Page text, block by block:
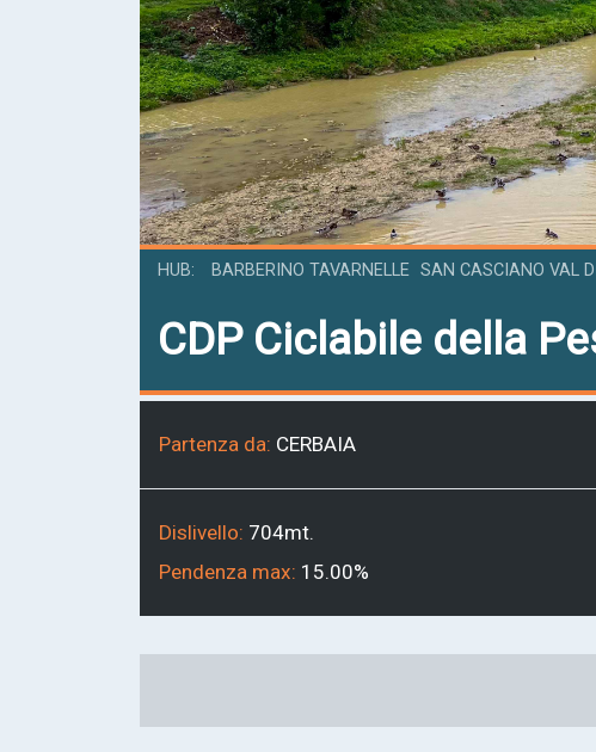
HUB BARBERINO TAVARNELLE SAN CASCIANO VAL
CDP Ciclabile della
Partenza da: CERBAIA
Dislivello: 704mt.
Pendenza max: 15.00%